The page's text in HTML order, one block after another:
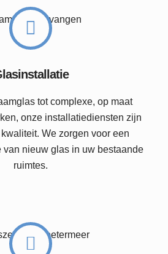
tot complexe, op maat
onze installatiediensten zijn
We zorgen voor een
van nieuw glas in uw bestaande
ruimtes.